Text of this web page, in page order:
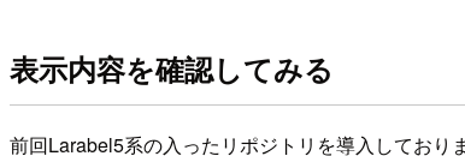
表示内容を確認してみる
前回Larabel5系の入ったリポジトリを導入しており